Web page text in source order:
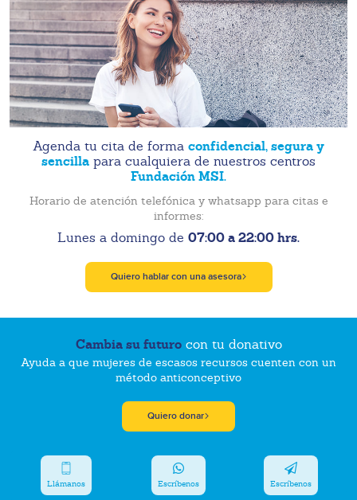
Agenda tu cita de forma confidencial, segura y
sencilla para cualquiera de nuestros centros
Fundación MSI.
Horario de atención telefónica y whatsapp para citas e
informes:
Lunes a domingo de 07:00 a 22:00 hrs.
Quiero hablar con una asesora
Cambia su futurocon tu donativo
Ayuda a que mujeres de escasos recursos cuenten con un
método anticonceptivo
Quiero donar
Llámanos Escríbenos Escríbenos